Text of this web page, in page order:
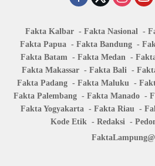
Fakta Kalbar Fakta Nasional
Fakta Papua
Fakta Bandung
Fakta Batam
Fakta Medan
Fakta Makassar
Fakta Bali
Fakta Padang
Fakta Maluku
Fakta Palembang
Fakta Manado
Fakta Yogyakarta
Fakta Riau
Kode Etik
Redaksi